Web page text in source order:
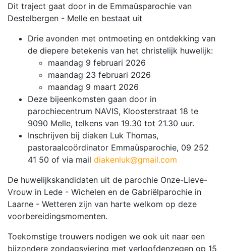
Dit traject gaat door in de Emmaüsparochie van
Destelbergen - Melle en bestaat uit
Drie avonden met ontmoeting en ontdekking van
de diepere betekenis van het christelijk huwelijk:
maandag 9 februari 2026
maandag 23 februari 2026
maandag 9 maart 2026
Deze bijeenkomsten gaan door in
parochiecentrum NAVIS, Kloosterstraat 18 te
9090 Melle, telkens van 19.30 tot 21.30 uur.
Inschrijven bij diaken Luk Thomas,
pastoraalcoördinator Emmaüsparochie, 09 252
41 50 of via mail diakenluk@gmail.com
De huwelijkskandidaten uit de parochie Onze-Lieve-
Vrouw in Lede - Wichelen en de Gabriëlparochie in
Laarne - Wetteren zijn van harte welkom op deze
voorbereidingsmomenten.
Toekomstige trouwers nodigen we ook uit naar een
bijzondere zondagsviering met verloofdenzegen op 15